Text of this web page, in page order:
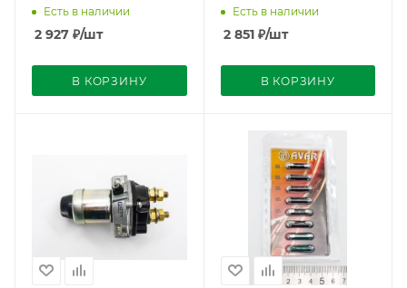
конт. 24В
AVTOELECTRICA
Есть в наличии
2 927 ₽/шт
В КОРЗИНУ
Т) дистанц.
AVTOELECTRICA
Есть в наличии
2 851₽/шт
В КОРЗИНУ